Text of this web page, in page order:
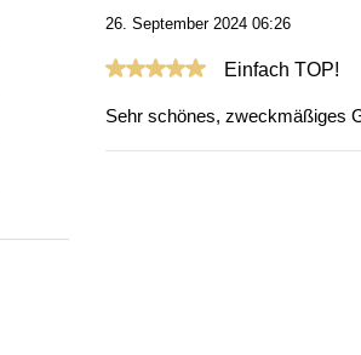
26. September 2024 06:26
Bewertung mit 5 von 5 Sternen
Einfach TOP!
Sehr schönes, zweckmäßiges